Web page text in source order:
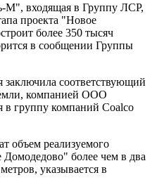
входящая в Группу ЛСР,
проекта "Новое
более 350 тысяч
в сообщении Группы
заключила соответствующий
компанией ООО
в группу компаний Coalco
объем реализуемого
Домодедово" более чем в два
указывается в